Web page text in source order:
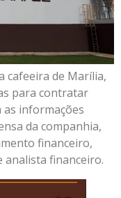
cafeeira de Marília,
para contratar
as informações
da companhia,
financeiro,
analista financeiro.